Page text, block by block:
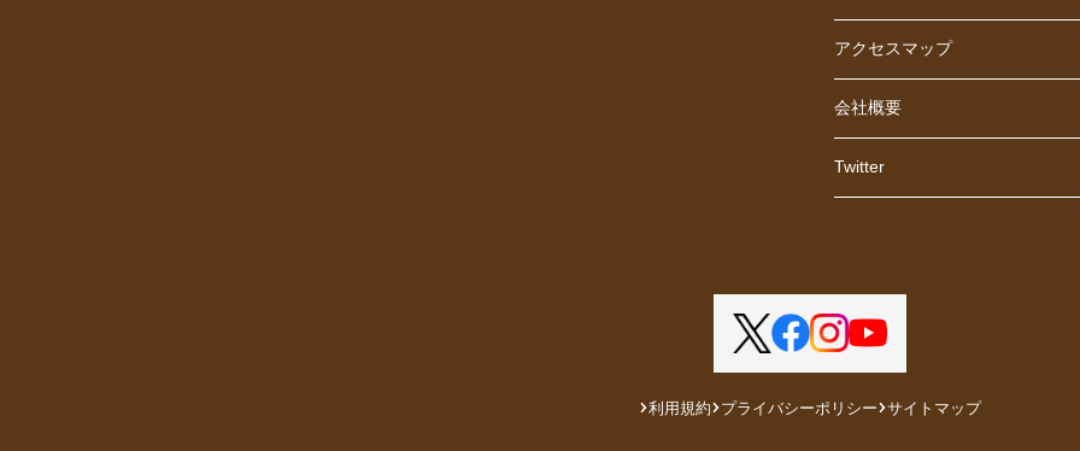
アクセスマップ
会社概要
Twitter
利用規約 プライバシーポリシー サイトマップ